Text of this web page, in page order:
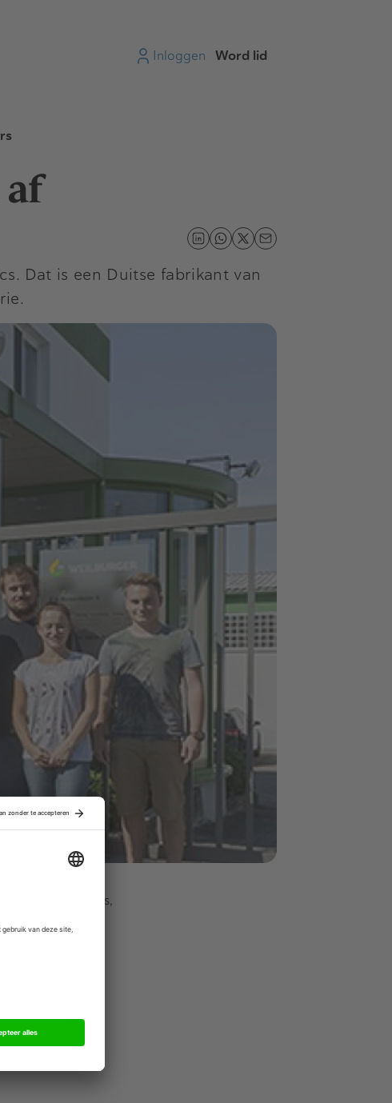
Inloggen Word lid
Dat is een Duitse fabrikant van
Graphics,
in de
met 140